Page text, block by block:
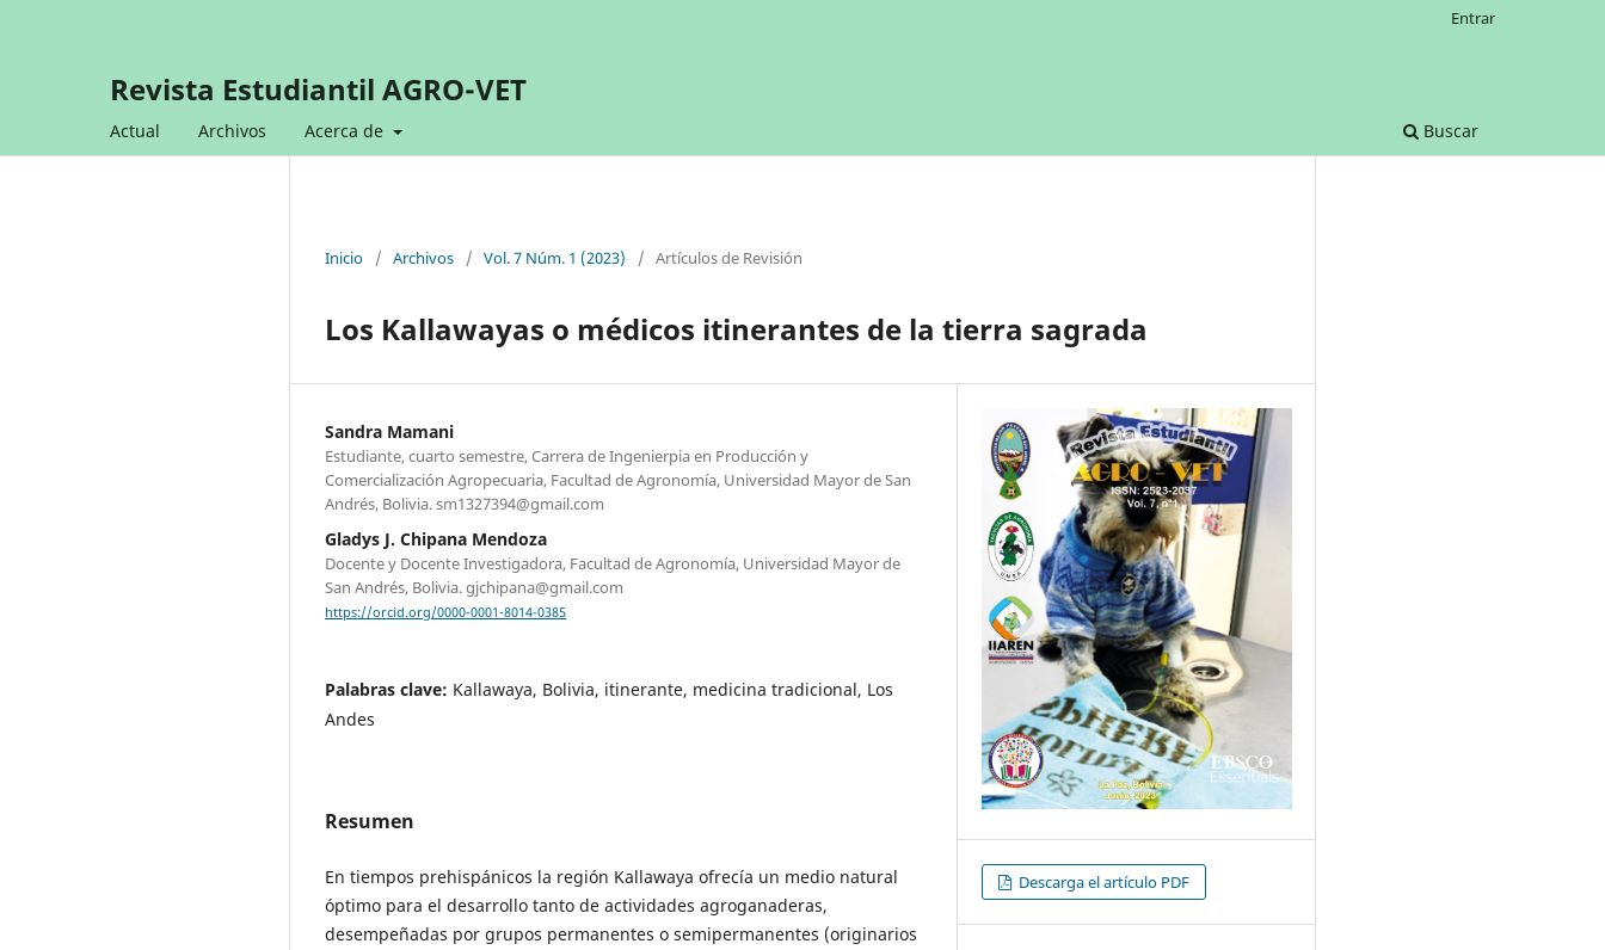
Revista Estudiantil AGRO-VET
Actual Archivos Acerca de Buscar
Entrar
Inicio / Archivos / Vol. 7 Núm. 1 (2023) / Artículos de Revisión
Los Kallawayas o médicos itinerantes de la tierra sagrada
Sandra Mamani
Estudiante, cuarto semestre, Carrera de Ingenierpia en Producción y
Comercialización Agropecuaria, Facultad de Agronomía, Universidad Mayor de San
Andrés, Bolivia. sm1327394@gmail.com
Gladys J. Chipana Mendoza
Docente y Docente Investigadora, Facultad de Agronomía, Universidad Mayor de
San Andrés, Bolivia. gjchipana@gmail.com
https://orcid.org/0000-0001-8014-0385
Palabras clave: Kallawaya, Bolivia, itinerante, medicina tradicional, Los
Andes
Resumen
En tiempos prehispánicos la región Kallawaya ofrecía un medio natural
óptimo para el desarrollo tanto de actividades agroganaderas,
desempeñadas por grupos permanentes o semipermanentes (originarios
Descarga el artículo PDF